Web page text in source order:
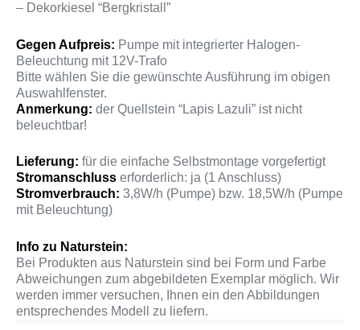
– Dekorkiesel “Bergkristall”
Gegen Aufpreis: Pumpe mit integrierter Halogen-
Beleuchtung mit 12V-Trafo
Bitte wählen Sie die gewünschte Ausführung im obigen
Auswahlfenster.
Anmerkung: der Quellstein “Lapis Lazuli” ist nicht
beleuchtbar!
Lieferung: für die einfache Selbstmontage vorgefertigt
Stromanschluss erforderlich: ja (1 Anschluss)
Stromverbrauch: 3,8W/h (Pumpe) bzw. 18,5W/h (Pumpe
mit Beleuchtung)
Info zu Naturstein:
Bei Produkten aus Naturstein sind bei Form und Farbe
Abweichungen zum abgebildeten Exemplar möglich. Wir
werden immer versuchen, Ihnen ein den Abbildungen
entsprechendes Modell zu liefern.